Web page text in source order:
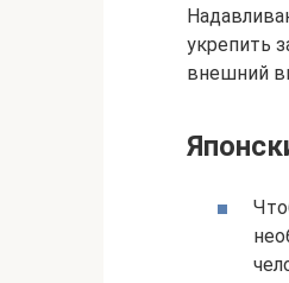
укрепить
внешний